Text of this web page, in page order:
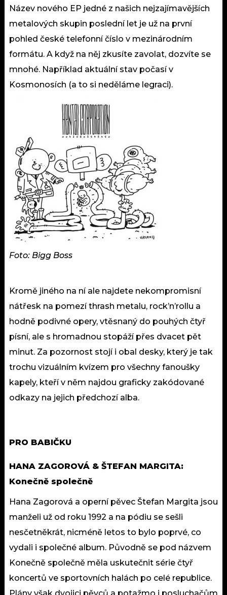
Název nového EP jedné z našich nejzajímavějších
metalových skupin poslední let je už na první
pohled české telefonní číslo v mezinárodním
formátu. A když na něj zkusíte zavolat, dozvíte se
mnohé. Například aktuální stav počasí v
Kosmonosích (a to si neděláme legraci).
Foto: Bigg Boss
Kromě jiného na ní ale najdete nekompromisní
nátřesk na pomezí thrash metalu, rock’n’rollu a
hodně podivné opery, vtěsnaný do pouhých čtyř
písní, ale s hromadnou stopáží přes dvacet pět
minut. Za pozornost stojí i obal desky, který je tak
trochu vizuálním kvízem pro všechny fanoušky
kapely, kteří v něm najdou graficky zakódované
odkazy na jejich předchozí alba.
PRO BABIČKU
HANA ZAGOROVÁ & ŠTEFAN MARGITA:
Konečně společně
Hana Zagorová a operní pěvec Štefan Margita jsou
manželi už od roku 1992 a na pódiu se sešli
nesčetněkrát, nicméně letos to bylo poprvé, co
vydali i společné album. Původně se pod názvem
Konečně společně měla uskutečnit série čtyř
koncertů ve sportovních halách po celé republice.